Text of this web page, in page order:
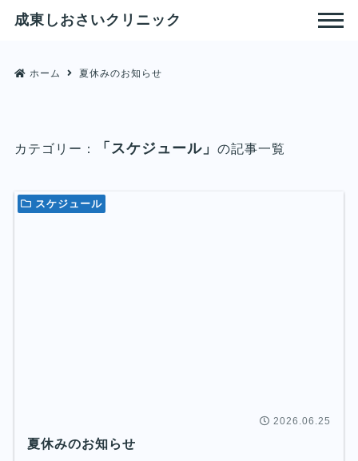
成東しおさいクリニック
ホーム 夏休みのお知らせ
カテゴリー： 「スケジュール」 の記事一覧
2026.06.25
夏休みのお知らせ
スケジュール